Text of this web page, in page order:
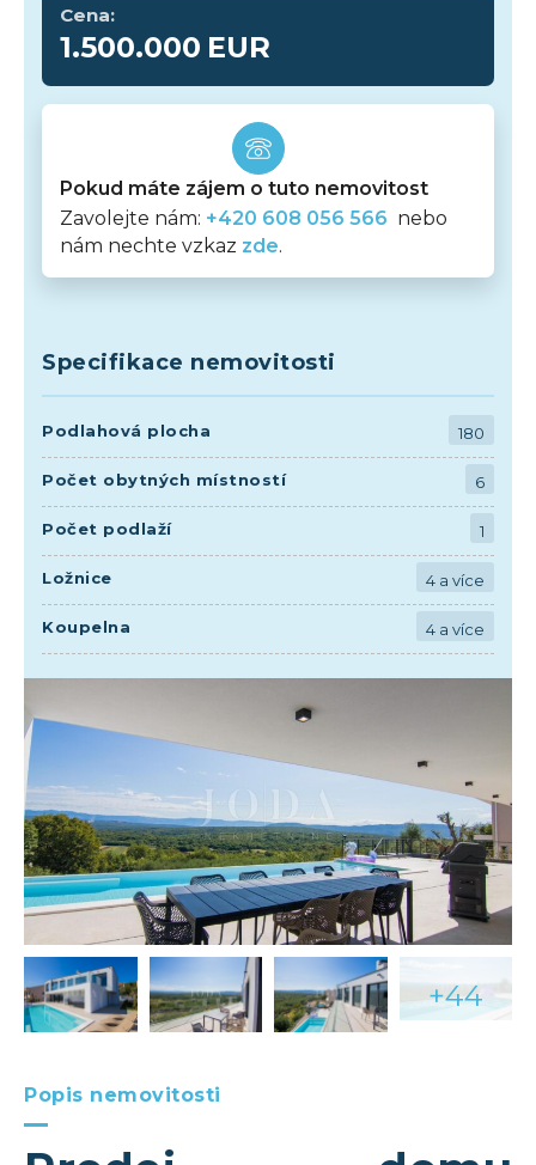
+44
Popis nemovitosti
Cena:
1.500.000 EUR
Pokud máte zájem o tuto nemovitost
Zavolejte nám: +420 608 056 566 nebo
nám nechte vzkaz zde.
Specifikace nemovitosti
Podlahová plocha 180
Počet obytných místností 6
Počet podlaží 1
Ložnice 4 a více
Koupelna 4 a více